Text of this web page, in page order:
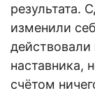
результата.
изменили
действовали
наставника,
счётом